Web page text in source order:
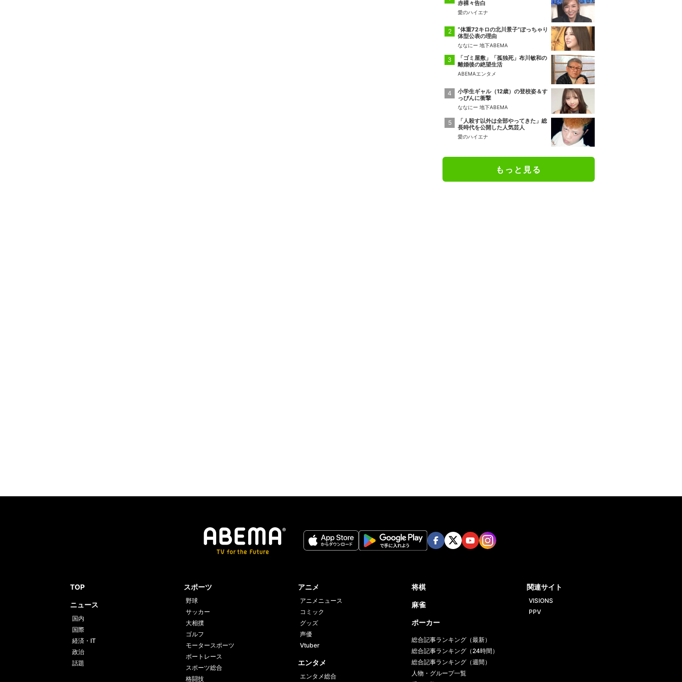
赤裸々告白
愛のハイエナ
“体重72キロの北川景子”ぽっちゃり
体型公表の理由
ななにー 地下ABEMA
「ゴミ屋敷」「孤独死」布川敏和の
離婚後の絶望生活
ABEMAエンタメ
小学生ギャル（12歳）の登校姿＆す
っぴんに衝撃
ななにー 地下ABEMA
「人殺す以外は全部やってきた」総
長時代を公開した人気芸人
愛のハイエナ
もっと見る
TOP
ニュース
国内
国際
経済・IT
政治
話題
スポーツ
野球
サッカー
大相撲
ゴルフ
モータースポーツ
ボートレース
スポーツ総合
格闘技
アニメ
アニメニュース
コミック
グッズ
声優
Vtuber
エンタメ
エンタメ総合
将棋
麻雀
ポーカー
総合記事ランキング（最新）
総合記事ランキング（24時間）
総合記事ランキング（週間）
人物・グループ一覧
関連サイト
VISIONS
PPV